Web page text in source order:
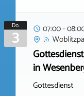
Do.
3
07:00 -
in
Gottesdienst